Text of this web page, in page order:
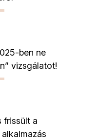
ben ne
vizsgálatot!
frissült a